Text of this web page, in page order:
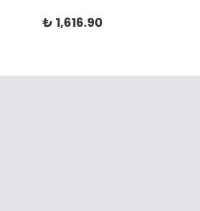
₺ 1,616.90